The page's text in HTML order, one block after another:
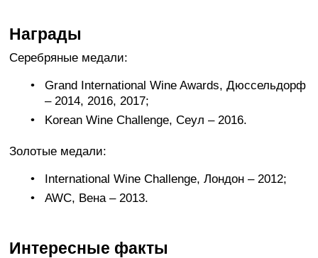
Награды
Серебряные медали:
Grand International Wine Awards, Дюссельдорф
– 2014, 2016, 2017;
Korean Wine Challenge, Сеул – 2016.
Золотые медали:
International Wine Challenge, Лондон – 2012;
AWC, Вена – 2013.
Интересные факты